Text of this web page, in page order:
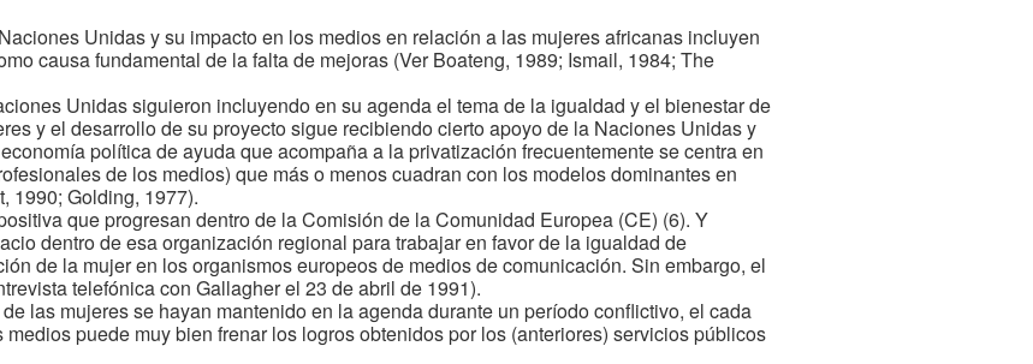
Unidas y su impacto en los medios en relación a las mujeres africanas incluyen
causa fundamental de la falta de mejoras (Ver Boateng, 1989; Ismail, 1984; The
Unidas siguieron incluyendo en su agenda el tema de la igualdad y el bienestar de
y el desarrollo de su proyecto sigue recibiendo cierto apoyo de la Naciones Unidas y
política de ayuda que acompaña a la privatización frecuentemente se centra en
de los medios) que más o menos cuadran con los modelos dominantes en
1990; Golding, 1977).
que progresan dentro de la Comisión de la Comunidad Europea (CE) (6). Y
dentro de esa organización regional para trabajar en favor de la igualdad de
de la mujer en los organismos europeos de medios de comunicación. Sin embargo, el
telefónica con Gallagher el 23 de abril de 1991).
las mujeres se hayan mantenido en la agenda durante un período conflictivo, el cada
puede muy bien frenar los logros obtenidos por los (anteriores) servicios públicos